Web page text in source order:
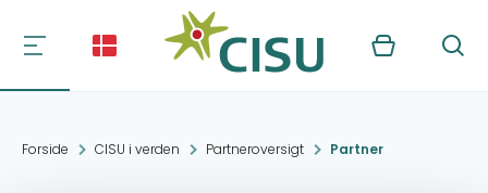
Kurv Søg
Forside CISU i verden Partneroversigt Partner